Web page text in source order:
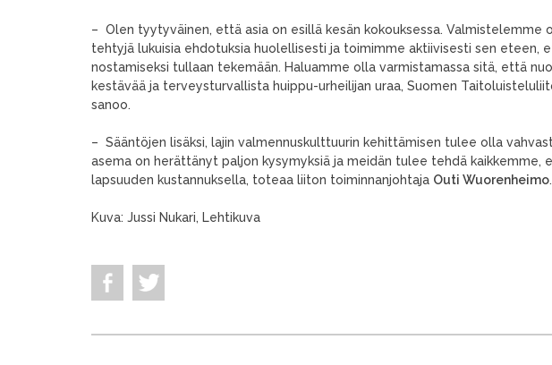
– Olen tyytyväinen, että asia on esillä kesän kokouksessa. Valmistelemme
tehtyjä lukuisia ehdotuksia huolellisesti ja toimimme aktiivisesti sen eteen,
nostamiseksi tullaan tekemään. Haluamme olla varmistamassa sitä, että
kestävää ja terveysturvallista huippu-urheilijan uraa, Suomen
sanoo.
– Sääntöjen lisäksi, lajin valmennuskulttuurin kehittämisen tulee olla
asema on herättänyt paljon kysymyksiä ja meidän tulee tehdä kaikkemme,
lapsuuden kustannuksella, toteaa liiton toiminnanjohtaja Outi Wuorenheimo.
Kuva: Jussi Nukari, Lehtikuva